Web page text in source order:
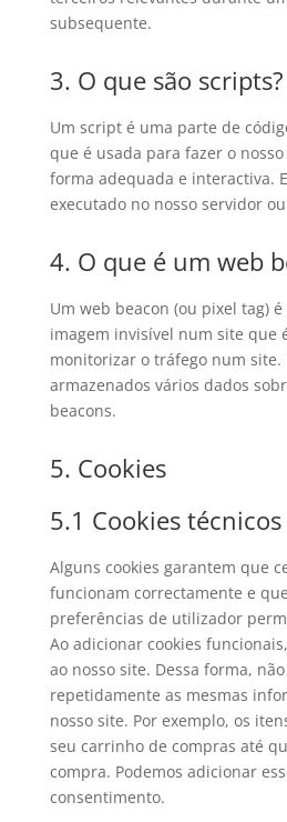
subsequente.
3. O que são scripts?
Um script é uma parte de
que é usada para fazer o
forma adequada e interactiva.
executado no nosso servidor
4. O que é um web
Um web beacon (ou pixel tag)
imagem invisível num site que
monitorizar o tráfego num site.
armazenados vários dados
beacons.
5. Cookies
5.1 Cookies
Alguns cookies garantem que
funcionam correctamente e
preferências de utilizador
Ao adicionar cookies
ao nosso site. Dessa forma,
repetidamente as mesmas
nosso site. Por exemplo, os
seu carrinho de compras até
compra. Podemos adicionar
consentimento.